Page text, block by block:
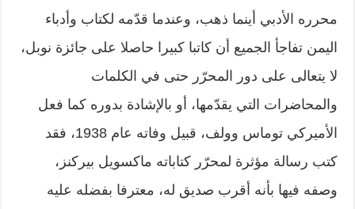
محرره الأدبي أينما ذهب، وعندما قدّمه لكتاب وأدباء
اليمن تفاجأ الجميع أن كاتبا كبيرا حاصلا على جائزة نوبل،
لا يتعالى على دور المحرّر حتى في الكلمات
والمحاضرات التي يقدّمها، أو بالإشادة بدوره كما فعل
الأميركي توماس وولف، قبيل وفاته عام 1938، فقد
كتب رسالة مؤثرة لمحرّر كتاباته ماكسويل بيركنز،
وصفه فيها بأنه أقرب صديق له، معترفا بفضله عليه